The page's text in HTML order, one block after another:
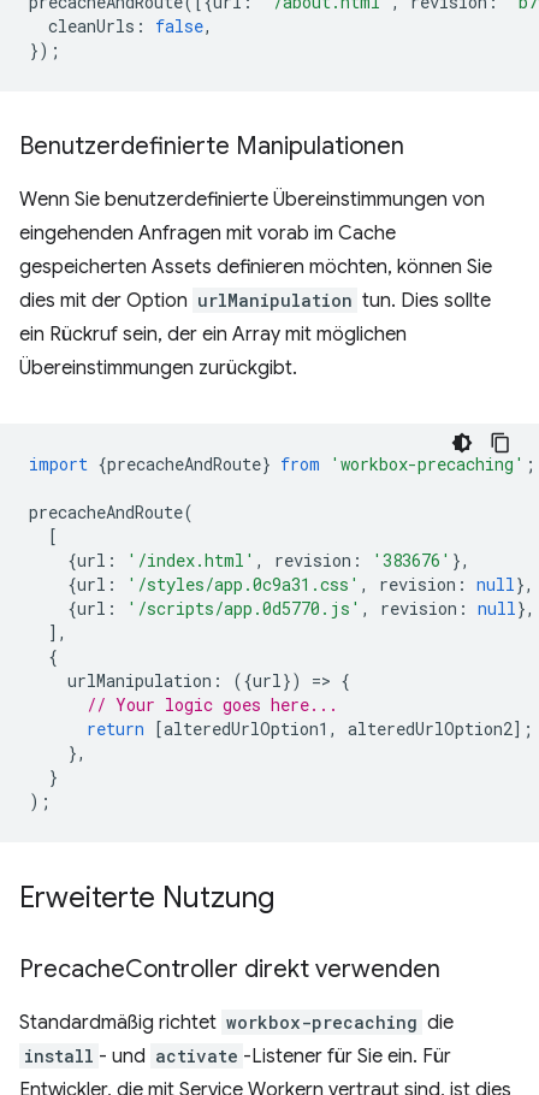
cleanUrls : false,
});
Benutzerdefinierte Manipulationen
Wenn Sie benutzerdefinierte Übereinstimmungen von
eingehenden Anfragen mit vorab im Cache
gespeicherten Assets definieren möchten, können Sie
dies mit der Option urlManipulation tun. Dies sollte
ein Rückruf sein, der ein Array mit möglichen
Übereinstimmungen zurückgibt.
import {precacheAndRoute} from 'workbox-precaching' ;
precacheAndRoute(
[
{url : '/index.html' , revision : '383676' },
{url : '/styles/app.0c9a31.css' , revision : null},
{url : '/scripts/app.0d5770.js' , revision : null},
],
{
urlManipulation : ({url}) => {
// Your logic goes here...
return [alteredUrlOption1 , alteredUrlOption2];
},
}
);
Erweiterte Nutzung
PrecacheController direkt verwenden
Standardmäßig richtet workbox-precaching die
install - und activate -Listener für Sie ein. Für
Entwickler, die mit Service Workern vertraut sind, ist dies